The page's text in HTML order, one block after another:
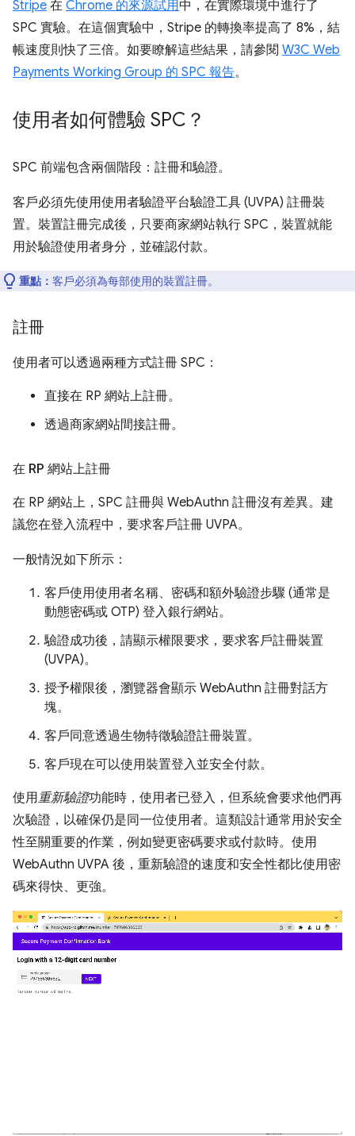
Stripe 在 Chrome 的來源試用中，在實際環境中進行了
SPC 實驗。在這個實驗中，Stripe 的轉換率提高了 8%，結
帳速度則快了三倍。如要瞭解這些結果，請參閱 W3C Web
Payments Working Group 的 SPC 報告。
使用者如何體驗 SPC？
SPC 前端包含兩個階段：註冊和驗證。
客戶必須先使用使用者驗證平台驗證工具 (UVPA) 註冊裝
置。裝置註冊完成後，只要商家網站執行 SPC，裝置就能
用於驗證使用者身分，並確認付款。
重點： 客戶必須為每部使用的裝置註冊。
註冊
使用者可以透過兩種方式註冊 SPC：
直接在 RP 網站上註冊。
透過商家網站間接註冊。
在 RP 網站上註冊
在 RP 網站上，SPC 註冊與 WebAuthn 註冊沒有差異。建
議您在登入流程中，要求客戶註冊 UVPA。
一般情況如下所示：
客戶使用使用者名稱、密碼和額外驗證步驟 (通常是
動態密碼或 OTP) 登入銀行網站。
驗證成功後，請顯示權限要求，要求客戶註冊裝置
(UVPA)。
授予權限後，瀏覽器會顯示 WebAuthn 註冊對話方
塊。
客戶同意透過生物特徵驗證註冊裝置。
客戶現在可以使用裝置登入並安全付款。
使用重新驗證功能時，使用者已登入，但系統會要求他們再
次驗證，以確保仍是同一位使用者。這類設計通常用於安全
性至關重要的作業，例如變更密碼要求或付款時。使用
WebAuthn UVPA 後，重新驗證的速度和安全性都比使用密
碼來得快、更強。